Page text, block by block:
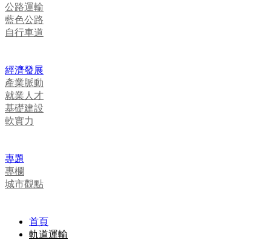
公路運輸
藍色公路
自行車道
經濟發展
產業脈動
就業人才
基礎建設
軟實力
專題
專欄
城市觀點
首頁
軌道運輸